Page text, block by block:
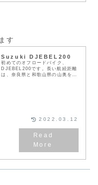
す
Suzuki DJEBEL200
初めてのオフロードバイク、
DJEBEL200です。長い航続距離
は、奈良県と和歌山県の山奥をめ
2022.03.12